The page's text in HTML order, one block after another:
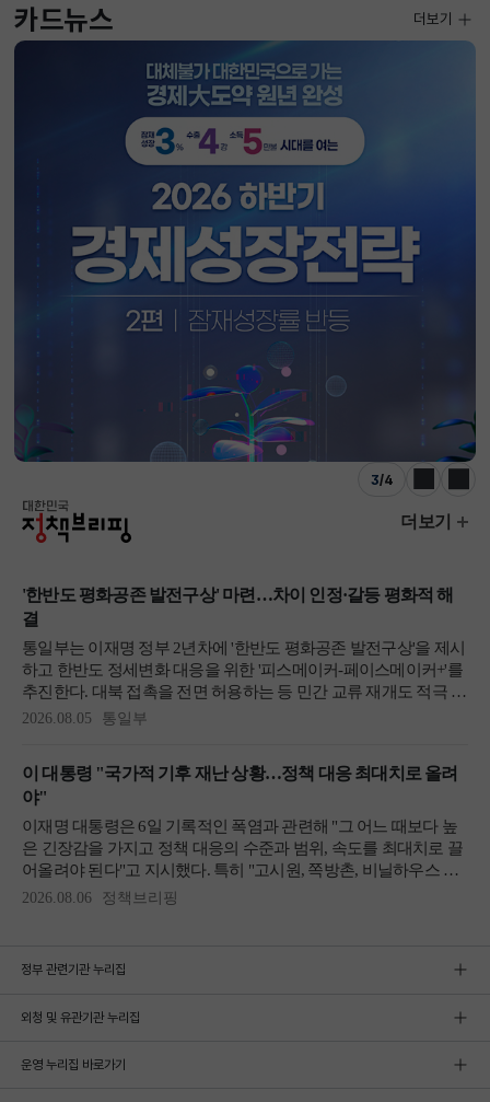
카드뉴스
3/4
이전 다음
더보기
정부 관련기관 누리집
외청 및 유관기관 누리집
운영 누리집 바로가기